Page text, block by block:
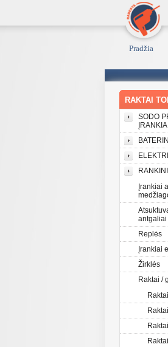
Pradžia
RAKTAI
SODO
ĮRANKIAI
Įrankiai
antgaliai
Replės
Įrankiai
Žirklės
Raktai /